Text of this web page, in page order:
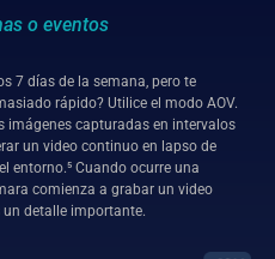
o eventos
7 días de la semana, pero te
rápido? Utilice el modo AOV.
imágenes capturadas en intervalos
un video continuo en lapso de
entorno.⁵ Cuando ocurre una
comienza a grabar un video
detalle importante.